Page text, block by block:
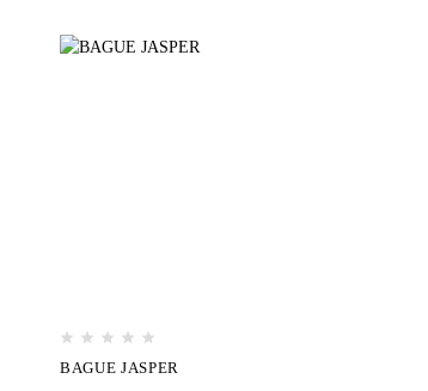
BAGUE JASPER